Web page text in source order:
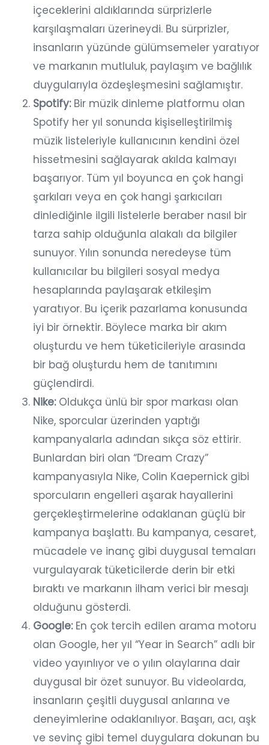
içeceklerini aldıklarında sürprizlerle
karşılaşmaları üzerineydi. Bu sürprizler,
insanların yüzünde gülümsemeler yaratıyor
ve markanın mutluluk, paylaşım ve bağlılık
duygularıyla özdeşleşmesini sağlamıştır.
Spotify:Bir müzik dinleme platformu olan
Spotify her yıl sonunda kişiselleştirilmiş
müzik listeleriyle kullanıcının kendini özel
hissetmesini sağlayarak akılda kalmayı
başarıyor. Tüm yıl boyunca en çok hangi
şarkıları veya en çok hangi şarkıcıları
dinlediğinle ilgili listelerle beraber nasıl bir
tarza sahip olduğunla alakalı da bilgiler
sunuyor. Yılın sonunda neredeyse tüm
kullanıcılar bu bilgileri sosyal medya
hesaplarında paylaşarak etkileşim
yaratıyor. Bu içerik pazarlama konusunda
iyi bir örnektir. Böylece marka bir akım
oluşturdu ve hem tüketicileriyle arasında
bir bağ oluşturdu hem de tanıtımını
güçlendirdi.
Nike:Oldukça ünlü bir spor markası olan
Nike, sporcular üzerinden yaptığı
kampanyalarla adından sıkça söz ettirir.
Bunlardan biri olan “Dream Crazy”
kampanyasıyla Nike, Colin Kaepernick gibi
sporcuların engelleri aşarak hayallerini
gerçekleştirmelerine odaklanan güçlü bir
kampanya başlattı. Bu kampanya, cesaret,
mücadele ve inanç gibi duygusal temaları
vurgulayarak tüketicilerde derin bir etki
bıraktı ve markanın ilham verici bir mesajı
olduğunu gösterdi.
Google:En çok tercih edilen arama motoru
olan Google, her yıl “Year in Search” adlı bir
video yayınlıyor ve o yılın olaylarına dair
duygusal bir özet sunuyor. Bu videolarda,
insanların çeşitli duygusal anlarına ve
deneyimlerine odaklanılıyor. Başarı, acı, aşk
ve sevinç gibi temel duygulara dokunan bu